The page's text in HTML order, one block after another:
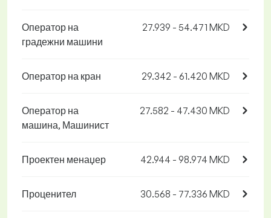
Оператор на
градежни машини
27.939 - 54.471 MKD
Оператор на кран 29.342 - 61.420 MKD
Оператор на
машина, Машинист
27.582 - 47.430 MKD
Проектен менаџер 42.944 - 98.974 MKD
Проценител 30.568 - 77.336 MKD